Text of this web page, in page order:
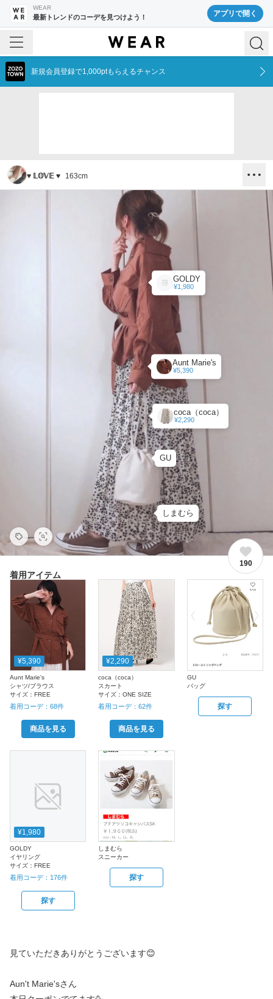
WEAR
最新トレンドのコーデを見つけよう！ アプリで開く
新規会員登録で1,000ptもらえるチャンス
♥︎ 𝕃𝕆𝕍𝔼 ♥︎ 163cm
Aunt Marie's
¥5,390
coca（coca）
¥2,290
GU
GOLDY
¥1,980
しまむら
190
着用アイテム
¥5,390
Aunt Marie's
シャツ/ブラウス
サイズ： FREE
着用コーデ： 68件
商品を見る
¥2,290
coca（coca）
スカート
サイズ：ONE SIZE
着用コーデ：62件
商品を見る
GU
バッグ
探す
¥1,980
GOLDY
イヤリング
サイズ： FREE
着用コーデ： 176件
探す
しまむら
スニーカー
探す
見ていただきありがとうございます😊
Aun't Marie'sさん